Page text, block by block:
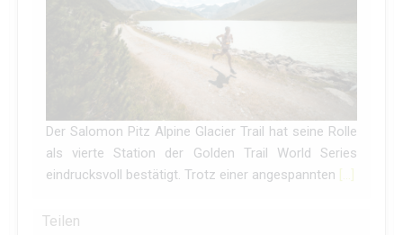
Der Salomon Pitz Alpine Glacier Trail hat seine Rolle
als vierte Station der Golden Trail World Series
eindrucksvoll bestätigt. Trotz einer angespannten […]
Teilen